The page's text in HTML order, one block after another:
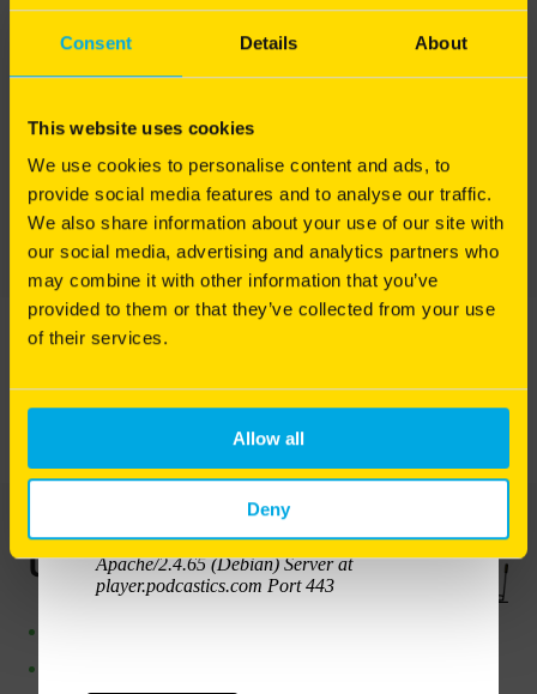
Consent Details About
This website uses cookies
We use cookies to personalise content and ads, to
provide social media features and to analyse our traffic.
We also share information about your use of our site with
our social media, advertising and analytics partners who
may combine it with other information that you’ve
provided to them or that they’ve collected from your use
of their services.
Allow all
Deny
Excellente résistance à la sécheresse
TÉLÉCHARGER LA FICHE TECHNIQUE
Utilisation
Les interventions mécaniques sont indispensables
préserver durablement la qualité du sol et
d'optimiser les bénéfices de la tonte, de l'arrosage
et de la fertilisation.
Pourquoi et comment intervenir mécaniquement
pour redonner vie à votre pelouse ? Alexis Neveu
vous explique les gestes techniques indispensables
pour entretenir un gazon sain et durable.
Bonne écoute à toutes et à tous !